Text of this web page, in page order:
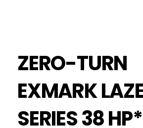
ZERO-TURN
EXMARK
SERIES 38 HP*